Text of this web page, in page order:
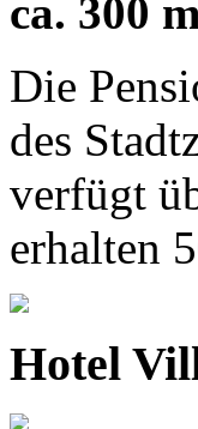
ca. 300
Die
des
verfügt
erhalten
Hotel